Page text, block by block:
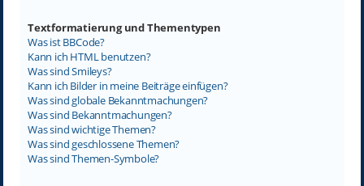
Textformatierung und Thementypen
Was ist BBCode?
Kann ich HTML benutzen?
Was sind Smileys?
Kann ich Bilder in meine Beiträge einfügen?
Was sind globale Bekanntmachungen?
Was sind Bekanntmachungen?
Was sind wichtige Themen?
Was sind geschlossene Themen?
Was sind Themen-Symbole?